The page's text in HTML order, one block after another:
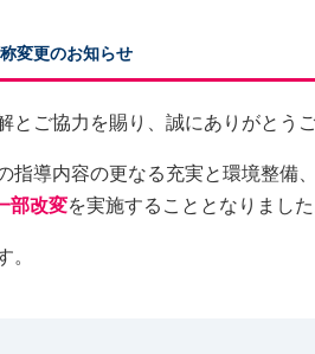
変更のお知らせ
ご協力を賜り、誠にありがとうご
導内容の更なる充実と環境整備
部改変を実施することとなりました